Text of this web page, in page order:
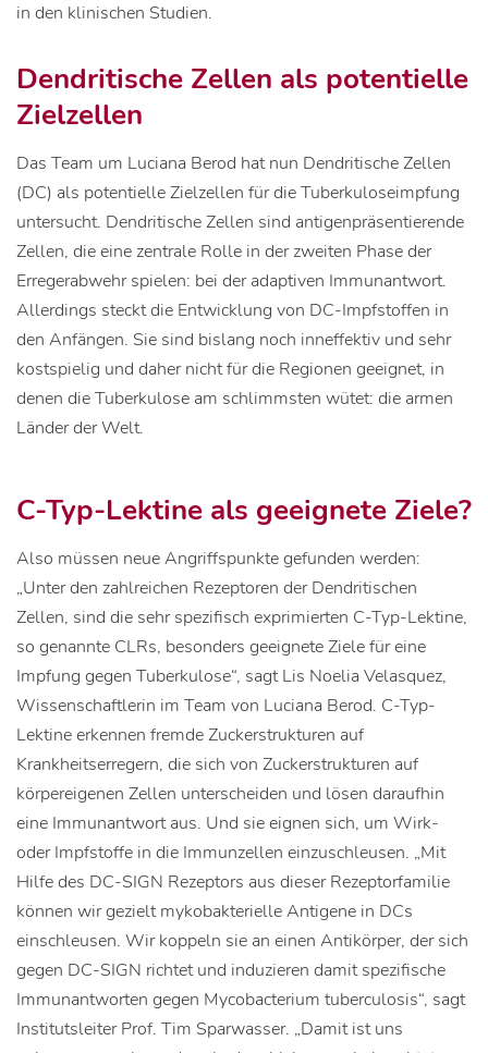
in den klinischen Studien.
Dendritische Zellen als potentielle
Zielzellen
Das Team um Luciana Berod hat nun Dendritische Zellen
(DC) als potentielle Zielzellen für die Tuberkuloseimpfung
untersucht. Dendritische Zellen sind antigenpräsentierende
Zellen, die eine zentrale Rolle in der zweiten Phase der
Erregerabwehr spielen: bei der adaptiven Immunantwort.
Allerdings steckt die Entwicklung von DC-Impfstoffen in
den Anfängen. Sie sind bislang noch inneffektiv und sehr
kostspielig und daher nicht für die Regionen geeignet, in
denen die Tuberkulose am schlimmsten wütet: die armen
Länder der Welt.
C-Typ-Lektine als geeignete Ziele?
Also müssen neue Angriffspunkte gefunden werden:
„Unter den zahlreichen Rezeptoren der Dendritischen
Zellen, sind die sehr spezifisch exprimierten C-Typ-Lektine,
so genannte CLRs, besonders geeignete Ziele für eine
Impfung gegen Tuberkulose“, sagt Lis Noelia Velasquez,
Wissenschaftlerin im Team von Luciana Berod. C-Typ-
Lektine erkennen fremde Zuckerstrukturen auf
Krankheitserregern, die sich von Zuckerstrukturen auf
körpereigenen Zellen unterscheiden und lösen daraufhin
eine Immunantwort aus. Und sie eignen sich, um Wirk-
oder Impfstoffe in die Immunzellen einzuschleusen. „Mit
Hilfe des DC-SIGN Rezeptors aus dieser Rezeptorfamilie
können wir gezielt mykobakterielle Antigene in DCs
einschleusen. Wir koppeln sie an einen Antikörper, der sich
gegen DC-SIGN richtet und induzieren damit spezifische
Immunantworten gegen Mycobacterium tuberculosis“, sagt
Institutsleiter Prof. Tim Sparwasser. „Damit ist uns